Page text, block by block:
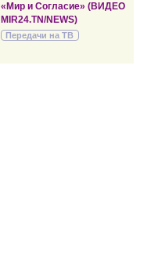
«Мир и Согласие» (ВИДЕО
MIR24.TN/NEWS)
Передачи на ТВ